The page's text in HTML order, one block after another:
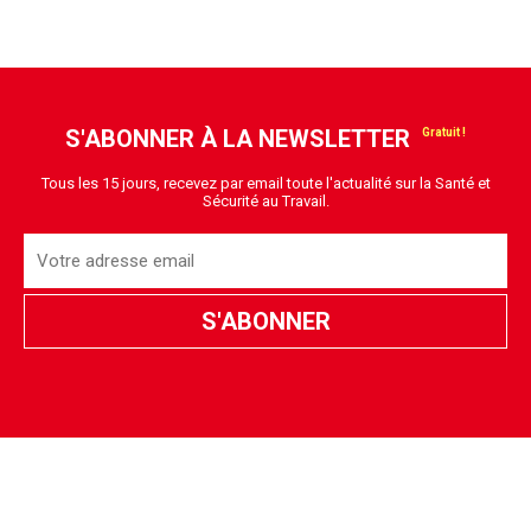
S'ABONNER À LA NEWSLETTER
Tous les 15 jours, recevez par email toute l'actualité sur la Santé et
Sécurité au Travail.